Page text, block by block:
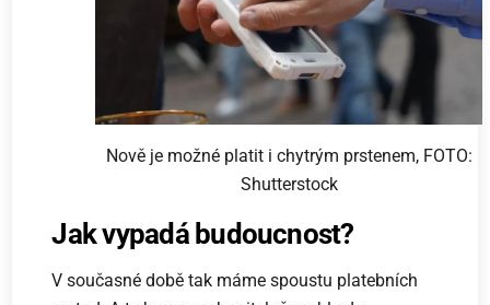
Nově je možné platit i chytrým prstenem, FOTO:
Shutterstock
Jak vypadá budoucnost?
V současné době tak máme spoustu platebních